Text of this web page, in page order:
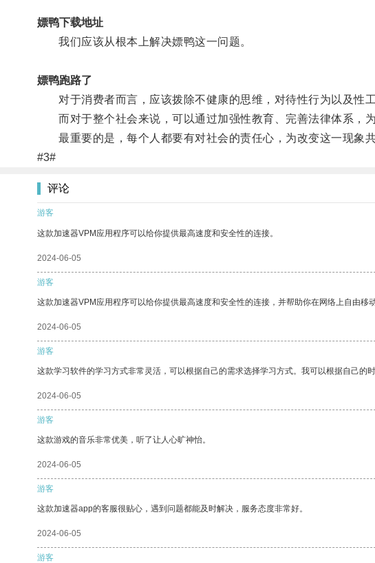
嫖鸭下载地址
我们应该从根本上解决嫖鸭这一问题。
嫖鸭跑路了
对于消费者而言，应该拨除不健康的思维，对待性行为以及性工
而对于整个社会来说，可以通过加强性教育、完善法律体系，为
最重要的是，每个人都要有对社会的责任心，为改变这一现象共
#3#
评论
游客
这款加速器VPM应用程序可以给你提供最高速度和安全性的连接。
2024-06-05
游客
这款加速器VPM应用程序可以给你提供最高速度和安全性的连接，并帮助你在网络上自由移动
2024-06-05
游客
这款学习软件的学习方式非常灵活，可以根据自己的需求选择学习方式。我可以根据自己的时
2024-06-05
游客
这款游戏的音乐非常优美，听了让人心旷神怡。
2024-06-05
游客
这款加速器app的客服很贴心，遇到问题都能及时解决，服务态度非常好。
2024-06-05
游客